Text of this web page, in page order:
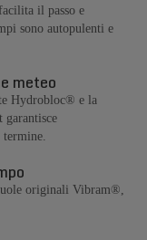
il passo e
sono autopulenti e
meteo
Hydrobloc® e la
originali Vibram®,